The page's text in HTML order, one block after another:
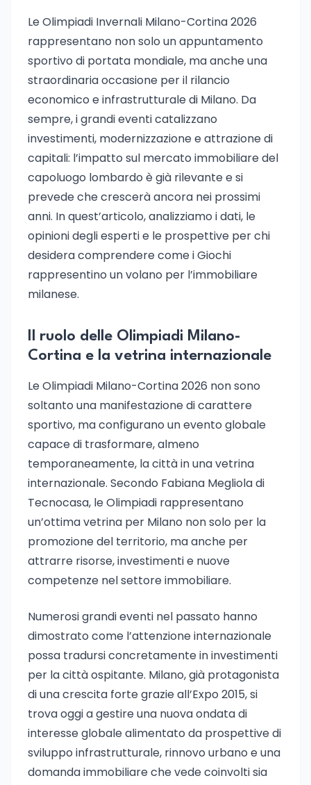
Le Olimpiadi Invernali Milano-Cortina 2026
rappresentano non solo un appuntamento
sportivo di portata mondiale, ma anche una
straordinaria occasione per il rilancio
economico e infrastrutturale di Milano. Da
sempre, i grandi eventi catalizzano
investimenti, modernizzazione e attrazione di
capitali: l’impatto sul mercato immobiliare del
capoluogo lombardo è già rilevante e si
prevede che crescerà ancora nei prossimi
anni. In quest’articolo, analizziamo i dati, le
opinioni degli esperti e le prospettive per chi
desidera comprendere come i Giochi
rappresentino un volano per l’immobiliare
milanese.
Il ruolo delle Olimpiadi Milano-
Cortina e la vetrina internazionale
Le Olimpiadi Milano-Cortina 2026 non sono
soltanto una manifestazione di carattere
sportivo, ma configurano un evento globale
capace di trasformare, almeno
temporaneamente, la città in una vetrina
internazionale. Secondo Fabiana Megliola di
Tecnocasa, le Olimpiadi rappresentano
un’ottima vetrina per Milano non solo per la
promozione del territorio, ma anche per
attrarre risorse, investimenti e nuove
competenze nel settore immobiliare.
Numerosi grandi eventi nel passato hanno
dimostrato come l’attenzione internazionale
possa tradursi concretamente in investimenti
per la città ospitante. Milano, già protagonista
di una crescita forte grazie all’Expo 2015, si
trova oggi a gestire una nuova ondata di
interesse globale alimentato da prospettive di
sviluppo infrastrutturale, rinnovo urbano e una
domanda immobiliare che vede coinvolti sia